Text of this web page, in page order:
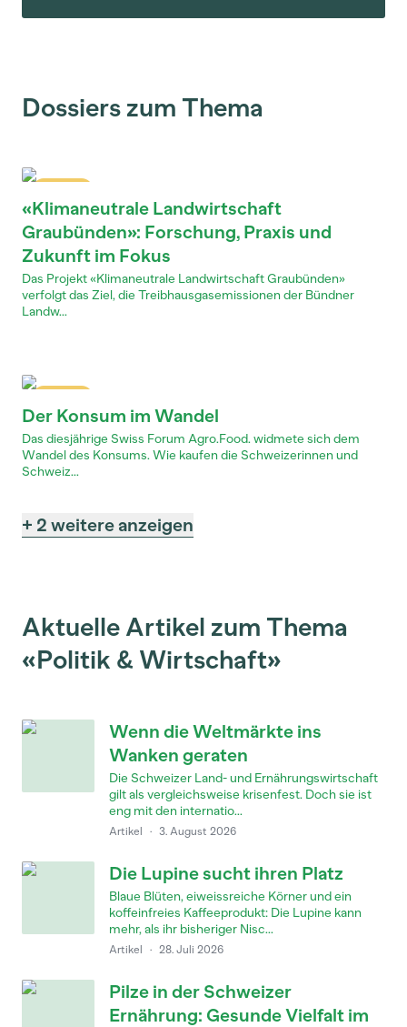
Dossiers zum Thema
«Klimaneutrale Landwirtschaft
Graubünden»: Forschung, Praxis und
Zukunft im Fokus
Das Projekt «Klimaneutrale Landwirtschaft Graubünden»
verfolgt das Ziel, die Treibhausgasemissionen der Bündner
Landw...
Der Konsum im Wandel
Das diesjährige Swiss Forum Agro.Food. widmete sich dem
Wandel des Konsums. Wie kaufen die Schweizerinnen und
Schweiz...
+ 2 weitere anzeigen
Aktuelle Artikel zum Thema
«Politik & Wirtschaft»
Wenn die Weltmärkte ins
Wanken geraten
Die Schweizer Land- und Ernährungswirtschaft
gilt als vergleichsweise krisenfest. Doch sie ist
eng mit den internatio...
Artikel · 3. August 2026
Die Lupine sucht ihren Platz
Blaue Blüten, eiweissreiche Körner und ein
koffeinfreies Kaffeeprodukt: Die Lupine kann
mehr, als ihr bisheriger Nisc...
Artikel · 28. Juli 2026
Pilze in der Schweizer
Ernährung: Gesunde Vielfalt im